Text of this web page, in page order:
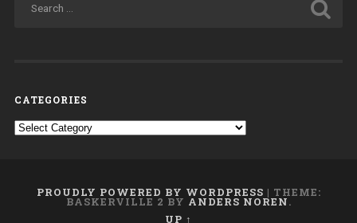
CATEGORIES
Categories
PROUDLY POWERED BY WORDPRESS | THEME:
BASKERVILLE 2 BY ANDERS NOREN.
UP ↑